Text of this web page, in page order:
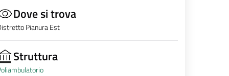
Dove si trova
Pianura Est
Struttura